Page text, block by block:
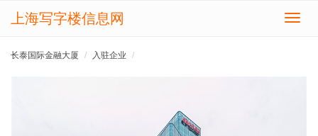
切
上海写字楼信息网
长泰国际金融大厦 入驻企业